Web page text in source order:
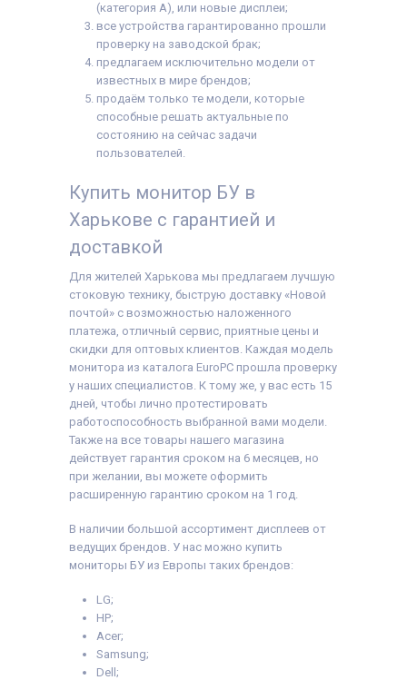
(категория А), или новые дисплеи;
все устройства гарантированно прошли
проверку на заводской брак;
предлагаем исключительно модели от
известных в мире брендов;
продаём только те модели, которые
способные решать актуальные по
состоянию на сейчас задачи
пользователей.
Купить монитор БУ в
Харькове с гарантией и
доставкой
Для жителей Харькова мы предлагаем лучшую
стоковую технику, быструю доставку «Новой
почтой» с возможностью наложенного
платежа, отличный сервис, приятные цены и
скидки для оптовых клиентов. Каждая модель
монитора из каталога EuroPC прошла проверку
у наших специалистов. К тому же, у вас есть 15
дней, чтобы лично протестировать
работоспособность выбранной вами модели.
Также на все товары нашего магазина
действует гарантия сроком на 6 месяцев, но
при желании, вы можете оформить
расширенную гарантию сроком на 1 год.
В наличии большой ассортимент дисплеев от
ведущих брендов. У нас можно купить
мониторы БУ из Европы таких брендов:
LG;
HP;
Acer;
Samsung;
Dell;